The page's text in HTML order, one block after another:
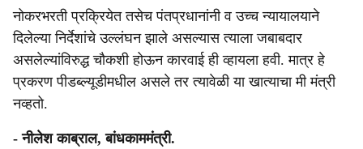
नोकरभरती प्रक्रियेत तसेच पंतप्रधानांनी व उच्च न्यायालयाने
दिलेल्या निर्देशांचे उल्लंघन झाले असल्यास त्याला जबाबदार
असलेल्यांविरुद्ध चौकशी होऊन कारवाई ही व्हायला हवी. मात्र हे
प्रकरण पीडब्ल्यूडीमधील असले तर त्यावेळी या खात्याचा मी मंत्री
नव्हतो.
- नीलेश काब्राल, बांधकाममंत्री.